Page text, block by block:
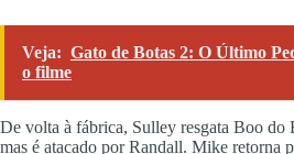
Veja: Gato de Botas 2: O Último
o filme
De volta à fábrica, Sulley resgata Boo do
mas é atacado por Randall. Mike retorna